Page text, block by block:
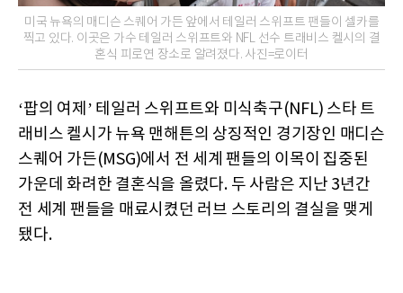
미국 뉴욕의 매디슨 스퀘어 가든 앞에서 테일러 스위프트 팬들이 셀카를
찍고 있다. 이곳은 가수 테일러 스위프트와 NFL 선수 트래비스 켈시의 결
혼식 피로연 장소로 알려졌다. 사진=로이터
‘팝의 여제’ 테일러 스위프트와 미식축구(NFL) 스타 트
래비스 켈시가 뉴욕 맨해튼의 상징적인 경기장인 매디슨
스퀘어 가든(MSG)에서 전 세계 팬들의 이목이 집중된
가운데 화려한 결혼식을 올렸다. 두 사람은 지난 3년간
전 세계 팬들을 매료시켰던 러브 스토리의 결실을 맺게
됐다.